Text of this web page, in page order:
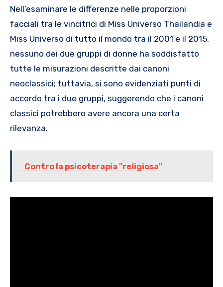
Nell’esaminare le differenze nelle proporzioni
facciali tra le vincitrici di Miss Universo Thailandia e
Miss Universo di tutto il mondo tra il 2001 e il 2015,
nessuno dei due gruppi di donne ha soddisfatto
tutte le misurazioni descritte dai canoni
neoclassici; tuttavia, si sono evidenziati punti di
accordo tra i due gruppi, suggerendo che i canoni
classici potrebbero avere ancora una certa
rilevanza.
Contro la psicoterapia "religiosa"